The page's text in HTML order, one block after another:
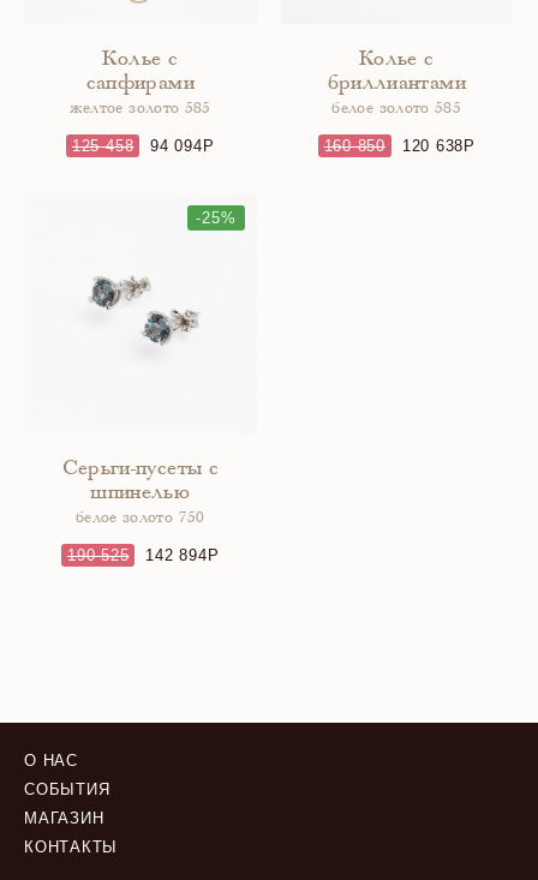
Колье с
сапфирами
желтое золото 585
125 458 94 094
Колье с
бриллиантами
белое золото 585
160 850 120 638
-25%
Серьги-пусеты с
шпинелью
белое золото 750
190 525 142 894
О НАС
СОБЫТИЯ
МАГАЗИН
КОНТАКТЫ